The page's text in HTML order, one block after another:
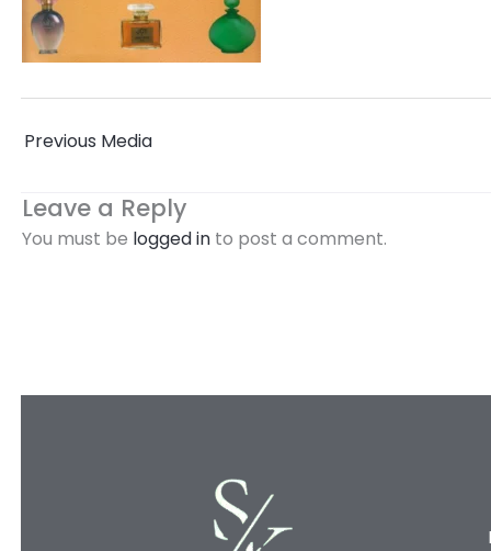
Previous Media
Leave a Reply
You must be logged in to post a comment.